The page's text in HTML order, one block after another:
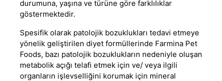
durumuna, yaşına ve türüne göre farklılıklar
göstermektedir.
Spesifik olarak patolojik bozuklukları tedavi etmeye
yönelik geliştirilen diyet formüllerinde Farmina Pet
Foods, bazı patolojik bozuklukların nedeniyle oluşan
metabolik açığı telafi etmek için ve/ veya ilgili
organların işlevselliğini korumak için mineral